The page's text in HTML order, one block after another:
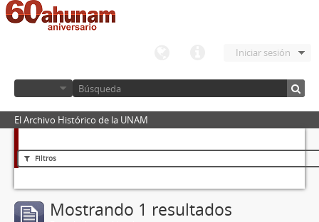
Iniciar sesión
El Archivo Histórico de la UNAM
Filtros
Mostrando 1 resultados